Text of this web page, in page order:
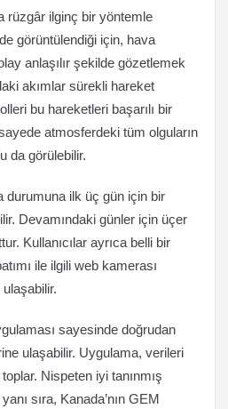
rüzgâr ilginç bir yöntemle
görüntülendiği için, hava
anlaşılır şekilde gözetlemek
akımlar sürekli hareket
bu hareketleri başarılı bir
atmosferdeki tüm olguların
da görülebilir.
durumuna ilk üç gün için bir
Devamındaki günler için üçer
Kullanıcılar ayrıca belli bir
ile ilgili web kamerası
sayesinde doğrudan
ulaşabilir. Uygulama, verileri
Nispeten iyi tanınmış
sıra, Kanada’nın GEM